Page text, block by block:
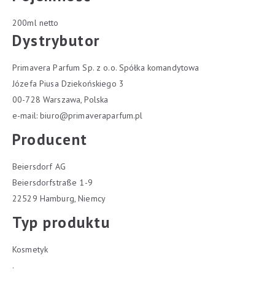
200ml netto
Dystrybutor
Primavera Parfum Sp. z o.o. Spółka komandytowa
Józefa Piusa Dziekońskiego 3
00-728 Warszawa, Polska
e-mail:biuro@primaveraparfum.pl
Producent
Beiersdorf AG
Beiersdorfstraße 1-9
22529 Hamburg, Niemcy
Typ produktu
Kosmetyk
.